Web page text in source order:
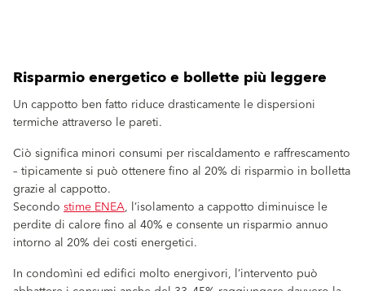
Risparmio energetico e bollette più leggere
Un cappotto ben fatto riduce drasticamente le dispersioni
termiche attraverso le pareti.
Ciò significa minori consumi per riscaldamento e raffrescamento
– tipicamente si può ottenere fino al 20% di risparmio in bolletta
grazie al cappotto.
Secondo stime ENEA, l’isolamento a cappotto diminuisce le
perdite di calore fino al 40% e consente un risparmio annuo
intorno al 20% dei costi energetici.
In condomìni ed edifici molto energivori, l’intervento può